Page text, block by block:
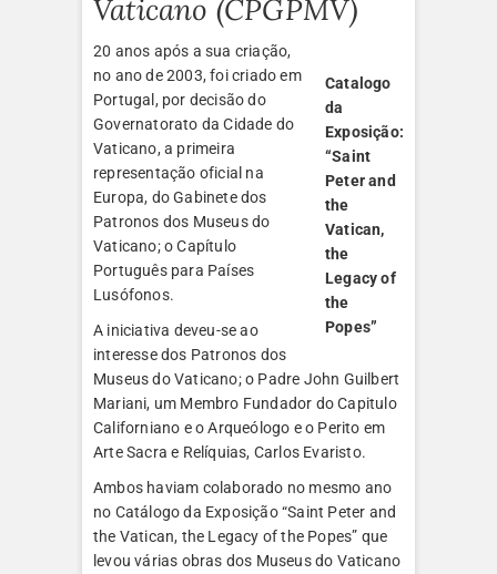
Vaticano (CPGPMV)
Catalogo
da
Exposição:
“Saint
Peter and
the
Vatican,
the
Legacy of
the
Popes”
20 anos após a sua criação,
no ano de 2003, foi criado em
Portugal, por decisão do
Governatorato da Cidade do
Vaticano, a primeira
representação oficial na
Europa, do Gabinete dos
Patronos dos Museus do
Vaticano; o Capítulo
Português para Países
Lusófonos.
A iniciativa deveu-se ao
interesse dos Patronos dos
Museus do Vaticano; o Padre John Guilbert
Mariani, um Membro Fundador do Capitulo
Californiano e o Arqueólogo e o Perito em
Arte Sacra e Relíquias, Carlos Evaristo.
Ambos haviam colaborado no mesmo ano
no Catálogo da Exposição “Saint Peter and
the Vatican, the Legacy of the Popes” que
levou várias obras dos Museus do Vaticano